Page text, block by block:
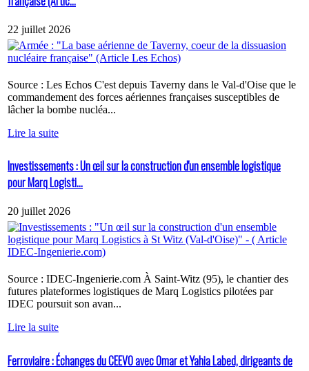
22 juillet 2026
Source : Les Echos C'est depuis Taverny dans le Val-d'Oise que le
commandement des forces aériennes françaises susceptibles de
lâcher la bombe nucléa...
Lire la suite
Investissements : Un œil sur la construction d'un ensemble logistique
pour Marq Logisti...
20 juillet 2026
Source : IDEC-Ingenierie.com À Saint-Witz (95), le chantier des
futures plateformes logistiques de Marq Logistics pilotées par
IDEC poursuit son avan...
Lire la suite
Ferroviaire : Échanges du CEEVO avec Omar et Yahia Labed, dirigeants de